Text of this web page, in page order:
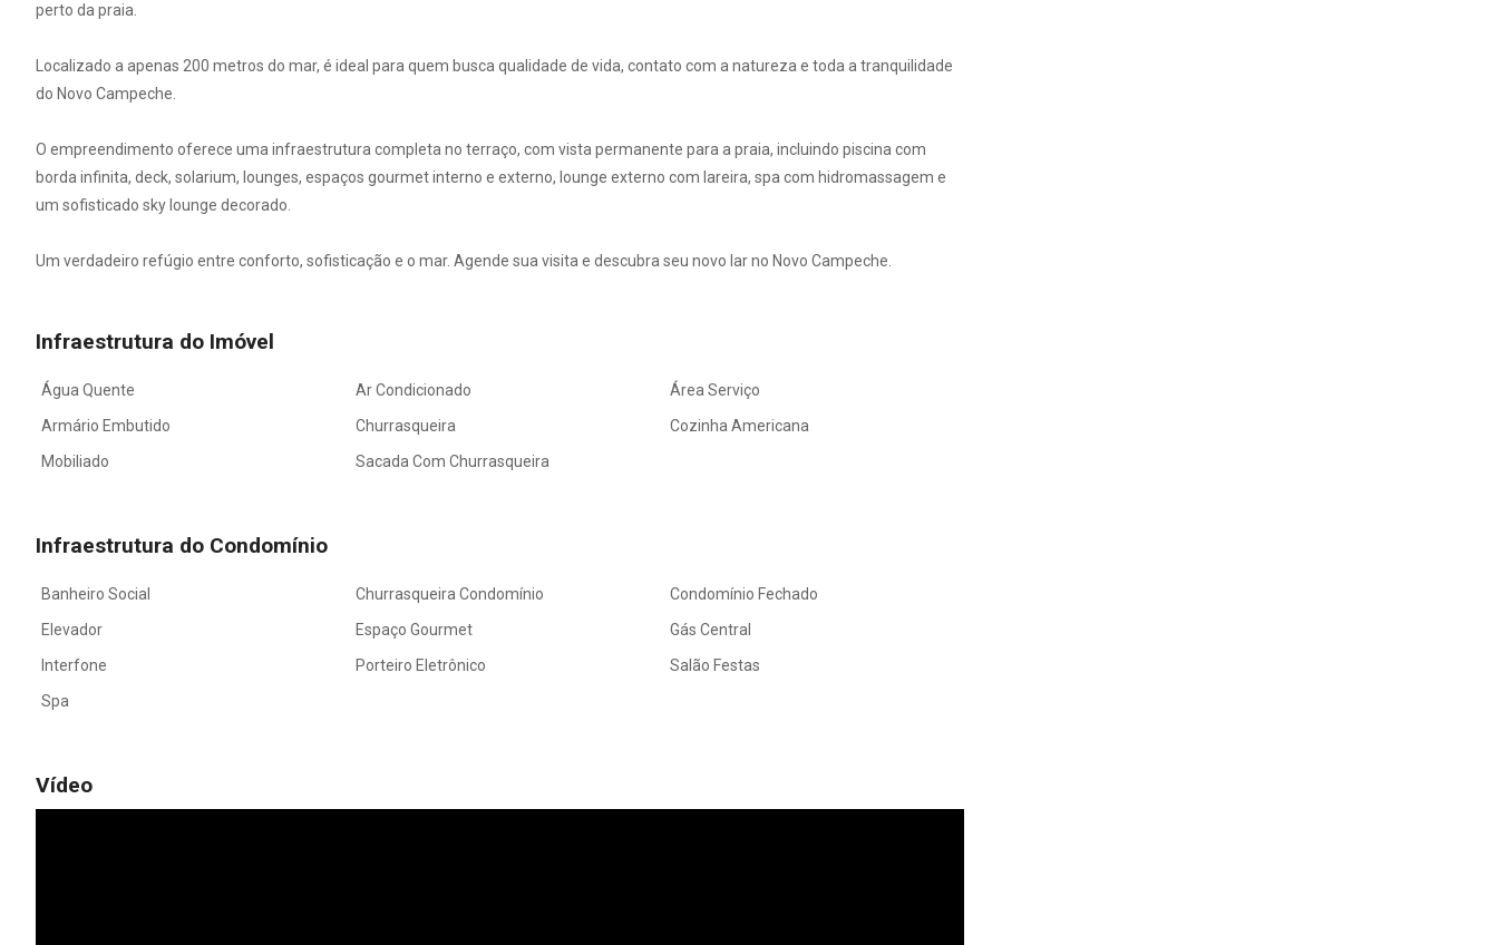
perto da praia.
Localizado a apenas 200 metros do mar, é ideal para quem busca qualidade de vida, contato com a natureza e toda a tranquilidade
do Novo Campeche.
O empreendimento oferece uma infraestrutura completa no terraço, com vista permanente para a praia, incluindo piscina com
borda infinita, deck, solarium, lounges, espaços gourmet interno e externo, lounge externo com lareira, spa com hidromassagem e
um sofisticado sky lounge decorado.
Um verdadeiro refúgio entre conforto, sofisticação e o mar. Agende sua visita e descubra seu novo lar no Novo Campeche.
Infraestrutura do Imóvel
Água Quente Ar Condicionado
Área Serviço
Armário Embutido
Churrasqueira
Cozinha Americana
Mobiliado
Sacada Com Churrasqueira
Infraestrutura do Condomínio
Banheiro Social Churrasqueira Condomínio
Condomínio Fechado
Elevador
Espaço Gourmet
Gás Central
Interfone
Porteiro Eletrônico
Salão Festas
Spa
Vídeo